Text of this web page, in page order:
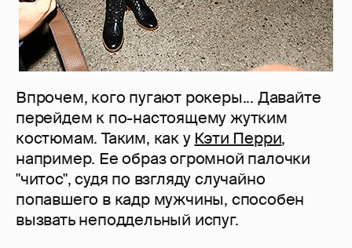
Впрочем, кого пугают рокеры... Давайте
перейдем к по-настоящему жутким
костюмам. Таким, как у Кэти Перри,
например. Ее образ огромной палочки
"читос", судя по взгляду случайно
попавшего в кадр мужчины, способен
вызвать неподдельный испуг.